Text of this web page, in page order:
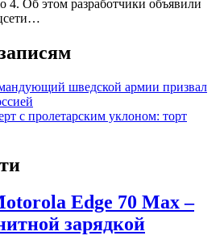
4. Об этом разработчики объявили
шведской армии призвал
с пролетарским уклоном: торт
Edge 70 Max –
зарядкой